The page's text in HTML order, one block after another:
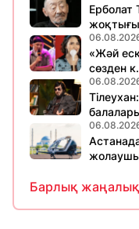
Ерболат
«Жәй
сөзден
Барлық